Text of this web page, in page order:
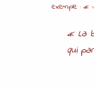
exemple : «
« La
qui